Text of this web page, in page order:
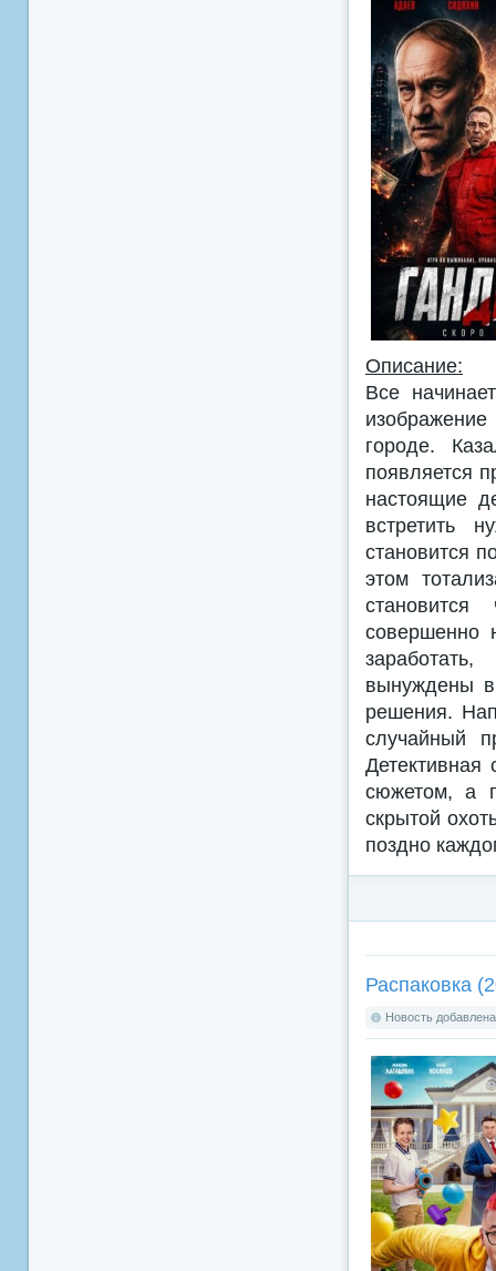
Описание:
Все
городе.
появляется
настоящие
встретить
становится
этом
совершенно
вынуждены
решения.
случайный
Детективная
сюжетом, а
скрытой
поздно
Распаковка
Новость